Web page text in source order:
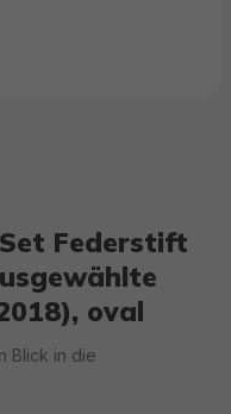
Federstift
oval
Blick in die